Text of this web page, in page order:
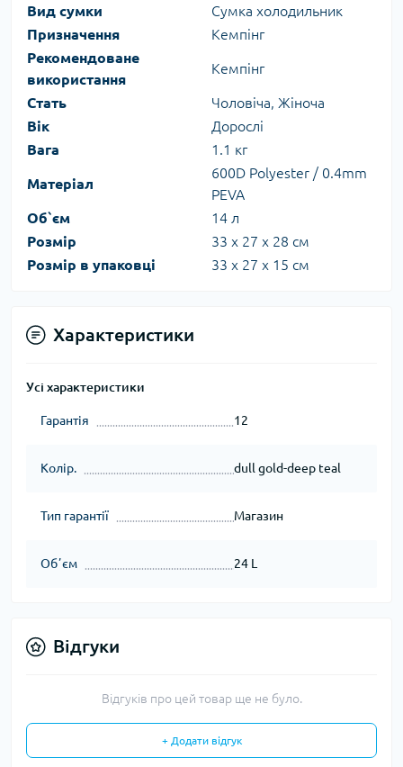
Вид сумки
Сумка холодильник
Призначення
Кемпінг
Рекомендоване
використання
Кемпінг
Стать
Чоловіча, Жіноча
Вік
Дорослі
Вага
1.1 кг
Матеріал
600D Polyester / 0.4mm
PEVA
Об`єм
14 л
Розмір
33 x 27 x 28 см
Розмір в упаковці
33 x 27 x 15 см
Характеристики
Усі характеристики
Гарантія 12
Колір. dull gold-deep teal
Тип гарантії Магазин
Обʼєм 24 L
Відгуки
Відгуків про цей товар ще не було.
+ Додати відгук